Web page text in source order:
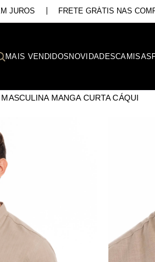
JUROS FRETE GRÁTIS NAS
MAIS VENDIDOS NOVIDADESCAMISAS
MANGA CURTA CÁQUI